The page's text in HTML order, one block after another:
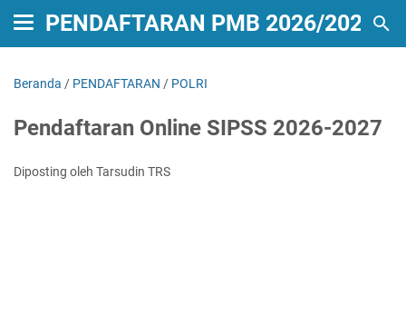
PENDAFTARAN PMB 2026/2027
Beranda / PENDAFTARAN / POLRI
Pendaftaran Online SIPSS 2026-2027
Diposting oleh Tarsudin TRS